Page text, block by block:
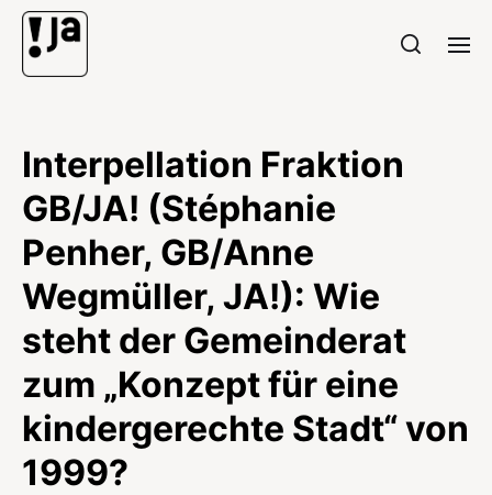
Interpellation Fraktion
GB/JA! (Stéphanie
Penher, GB/Anne
Wegmüller, JA!): Wie
steht der Gemeinderat
zum „Konzept für eine
kindergerechte Stadt“ von
1999?